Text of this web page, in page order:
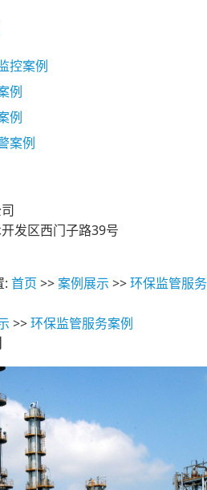
控案例
例
例
案例
发区西门子路39号
: 首页 >>案例展示 >>环保监管服务
>>环保监管服务案例